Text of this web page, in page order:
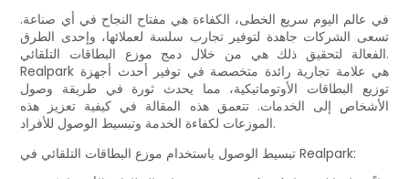
في عالم اليوم سريع الخطى، الكفاءة هي مفتاح النجاح في أي صناعة.
تسعى الشركات جاهدة لتوفير تجارب سلسة لعملائها، وإحدى الطرق
الفعالة لتحقيق ذلك هي من خلال دمج موزع البطاقات التلقائي.
Realpark هي علامة تجارية رائدة متخصصة في توفير أحدث أجهزة
توزيع البطاقات الأوتوماتيكية، مما يحدث ثورة في طريقة وصول
الأشخاص إلى الخدمات. تتعمق هذه المقالة في كيفية تعزيز هذه
الموزعات لكفاءة الخدمة وتبسيط الوصول للأفراد.
تبسيط الوصول باستخدام موزع البطاقات التلقائي في Realpark: